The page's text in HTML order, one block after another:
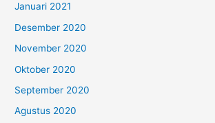
Januari 2021
Desember 2020
November 2020
Oktober 2020
September 2020
Agustus 2020